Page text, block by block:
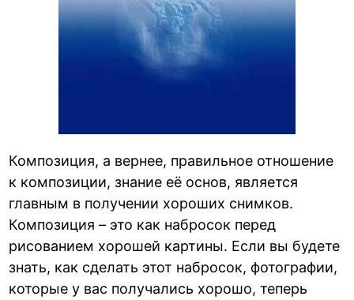
Композиция, а вернее, правильное отношение
к композиции, знание её основ, является
главным в получении хороших снимков.
Композиция – это как набросок перед
рисованием хорошей картины. Если вы будете
знать, как сделать этот набросок, фотографии,
которые у вас получались хорошо, теперь